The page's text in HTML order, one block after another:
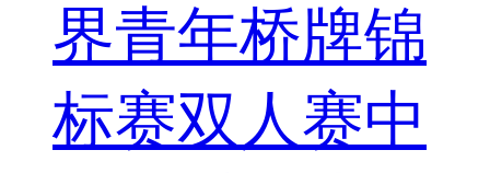
界青年桥牌锦
标赛双人赛中